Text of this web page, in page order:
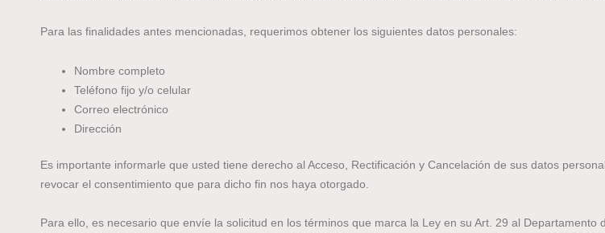
Para las finalidades antes mencionadas, requerimos obtener los siguientes datos personales:
Nombre completo
Teléfono fijo y/o celular
Correo electrónico
Dirección
Es importante informarle que usted tiene derecho al Acceso, Rectificación y Cancelación de sus datos
revocar el consentimiento que para dicho fin nos haya otorgado.
Para ello, es necesario que envíe la solicitud en los términos que marca la Ley en su Art. 29 al Departamento